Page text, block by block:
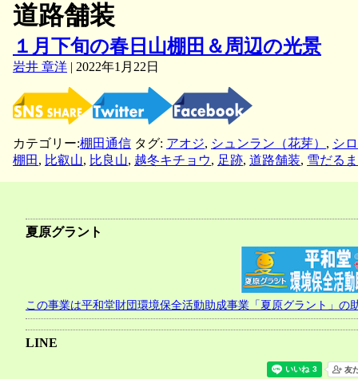
道路舗装
１月下旬の春日山棚田＆周辺の光景
岩井 章洋 | 2022年1月22日
カテゴリー:棚田通信 タグ: アオジ, シュンラン（花芽） , シ
棚田 , 比叡山, 比良山, 越冬キチョウ, 足跡, 道路舗装, 雪だるま
夏原グラント
この事業は平和堂財団環境保全活動助成事業「夏原グラント」の
LINE